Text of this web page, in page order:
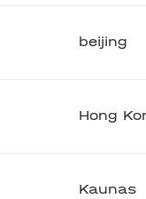
beijing
Hong
Kaunas